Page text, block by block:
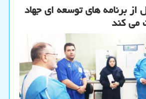
از برنامه های توسعه ای جهاد
می کند